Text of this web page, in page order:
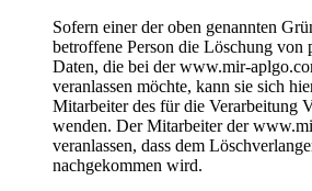
Sofern einer der oben genannten
betroffene Person die Löschung von
Daten, die bei der www.mir-
veranlassen möchte, kann sie sich
Mitarbeiter des für die Verarbeitung
wenden. Der Mitarbeiter der
veranlassen, dass dem
nachgekommen wird.